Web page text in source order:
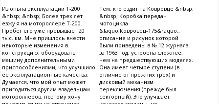
Из опыта эксплуатации Т-200
&nbsp; &nbsp; Более трех лет
езжу я на мотороллере Т-200.
Пробег его уже превышает 20
тыс. км. Мне пришлось внести
некоторые изменения в
конструкцию, оборудовать
машину дополнительными
приспособлениями, что улучшило
ее эксплуатационные качества.
Думается, что мой опыт может
пригодиться другим владельцам
мотороллеров, поэтому хочу
Тем, кто ездит на Ковровце &nbsp;
&nbsp; Коробка передач
мотоцикла
&laquo;Ковровец-175&raquo;,
описание и рисунок которой
были приведены в № 12 журнала
за 1963 год, устроена сложнее,
чем на предшествующих моделях.
Она имеет четыре ступени (в
отличие от прежних трех) и
дисковый механизм
переключения (прежде был
секторный). Это улучшает